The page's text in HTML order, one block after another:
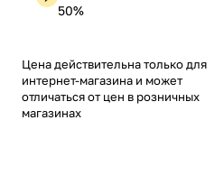
50%
Цена действительна только для
интернет-магазина и может
отличаться от цен в розничных
магазинах